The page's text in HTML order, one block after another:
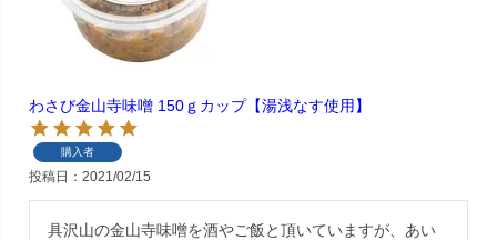
わさび金山寺味噌 150ｇカップ【湯浅なす使用】
購入者
投稿日 2021/02/15
具沢山の金山寺味噌を酒やご飯と頂いていますが、あい